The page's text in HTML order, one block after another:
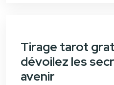
Tirage tarot
dévoilez les
avenir